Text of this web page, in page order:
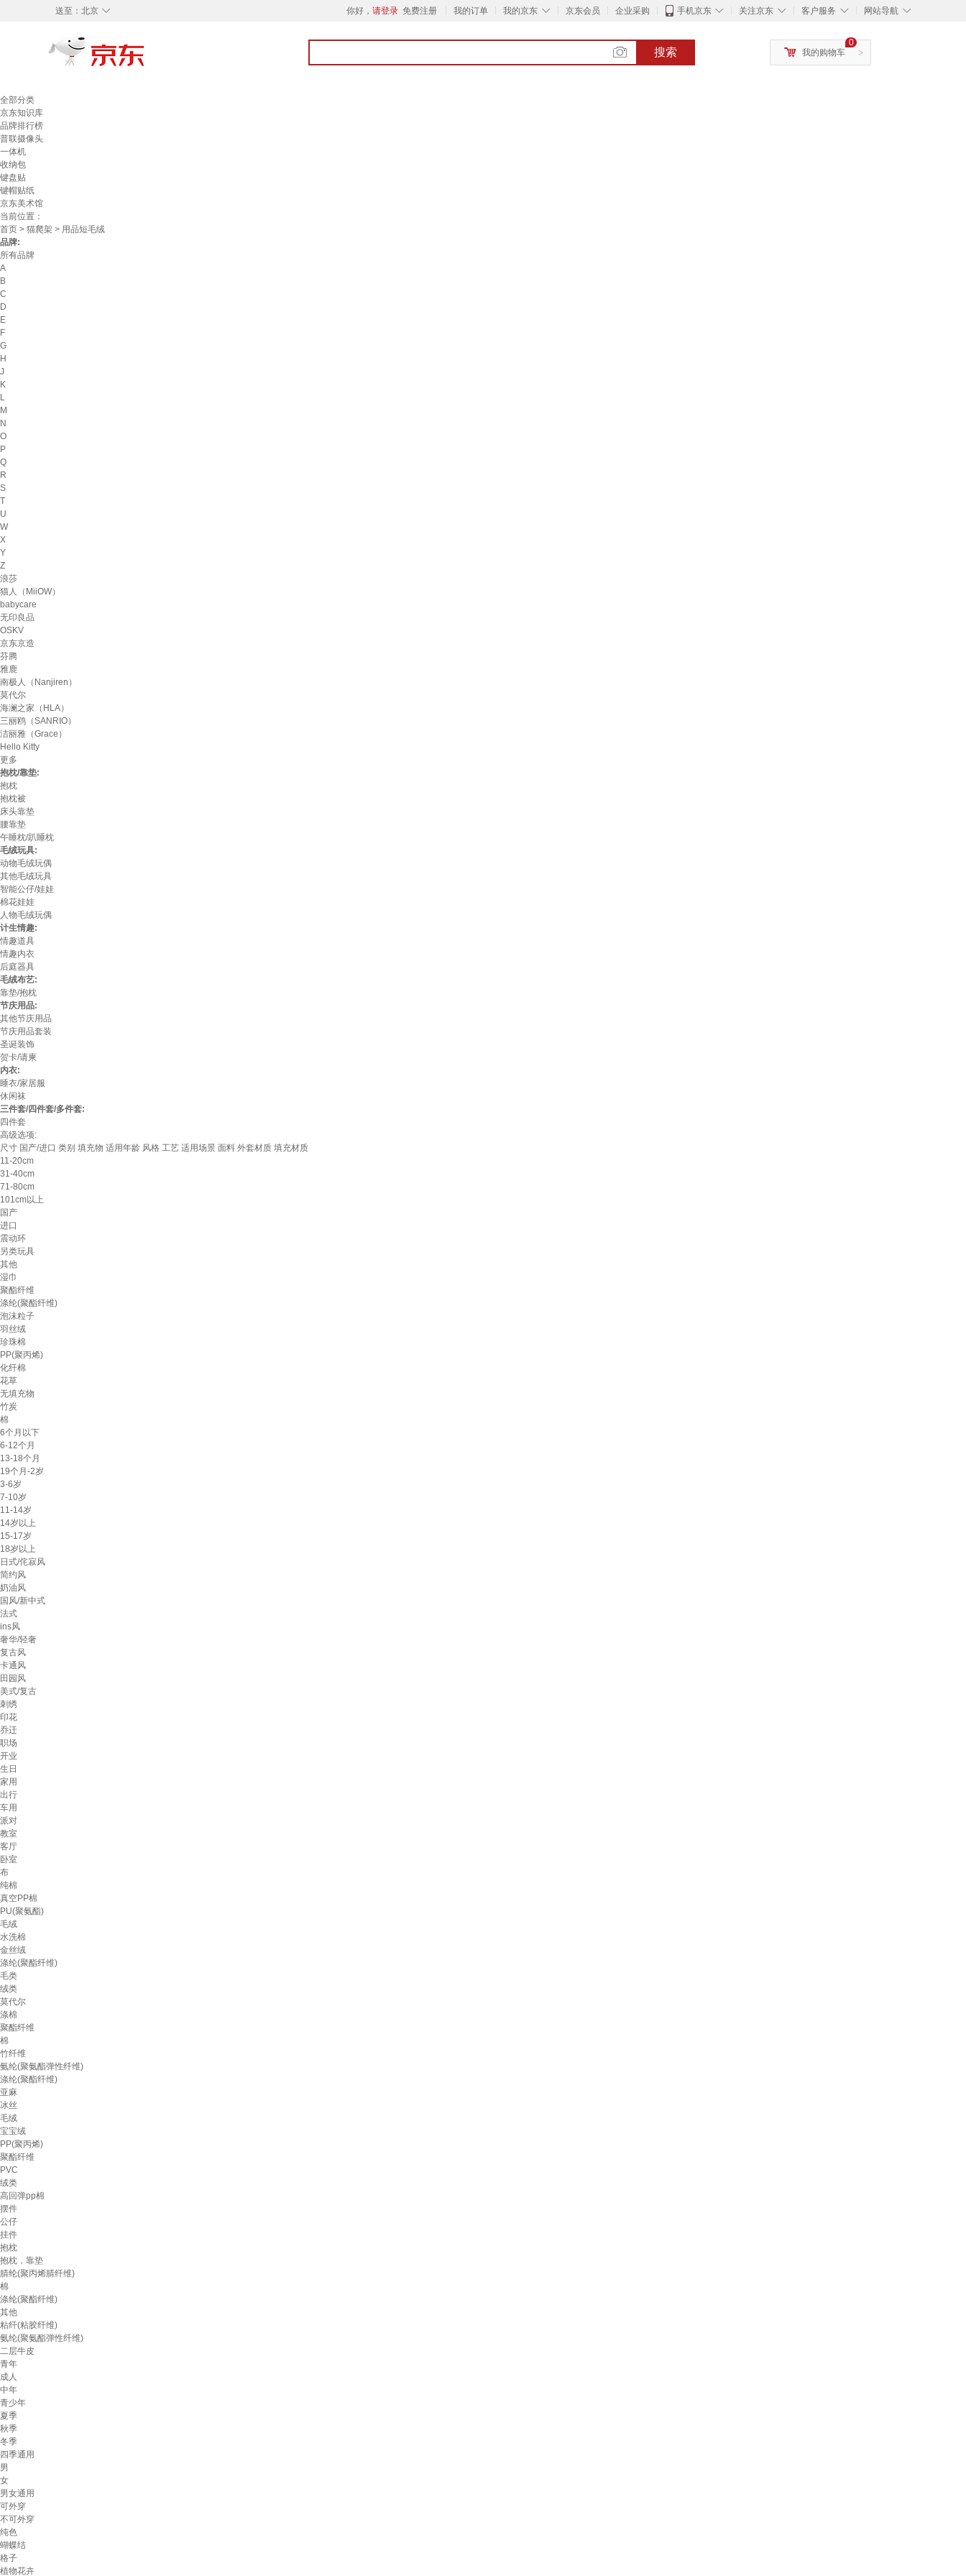
◇
送至： 北京 你好， 请登录 免费注册 我的订单 ◇
我的京东 京东会员 企业采购 ◇
手机京东 ◇
关注京东 ◇
客户服务 ◇
网站导航
搜索 >
0
我的购物车
全部分类
京东知识库
品牌排行榜
普联摄像头
一体机
收纳包
键盘贴
键帽贴纸
京东美术馆
当前位置：
首页 > 猫爬架 > 用品短毛绒
品牌:
所有品牌
A
B
C
D
E
F
G
H
J
K
L
M
N
O
P
Q
R
S
T
U
W
X
Y
Z
浪莎
猫人（MiiOW）
babycare
无印良品
OSKV
京东京造
芬腾
雅鹿
南极人（Nanjiren）
莫代尔
海澜之家（HLA）
三丽鸥（SANRIO）
洁丽雅（Grace）
Hello Kitty
更多
抱枕/靠垫:
抱枕
抱枕被
床头靠垫
腰靠垫
午睡枕/趴睡枕
毛绒玩具:
动物毛绒玩偶
其他毛绒玩具
智能公仔/娃娃
棉花娃娃
人物毛绒玩偶
计生情趣:
情趣道具
情趣内衣
后庭器具
毛绒布艺:
靠垫/抱枕
节庆用品:
其他节庆用品
节庆用品套装
圣诞装饰
贺卡/请柬
内衣:
睡衣/家居服
休闲袜
三件套/四件套/多件套:
四件套
高级选项:
尺寸 国产/进口 类别 填充物 适用年龄 风格 工艺 适用场景 面料 外套材质 填充材质
11-20cm
31-40cm
71-80cm
101cm以上
国产
进口
震动环
另类玩具
其他
湿巾
聚酯纤维
涤纶(聚酯纤维)
泡沫粒子
羽丝绒
珍珠棉
PP(聚丙烯)
化纤棉
花草
无填充物
竹炭
棉
6个月以下
6-12个月
13-18个月
19个月-2岁
3-6岁
7-10岁
11-14岁
14岁以上
15-17岁
18岁以上
日式/侘寂风
简约风
奶油风
国风/新中式
法式
ins风
奢华/轻奢
复古风
卡通风
田园风
美式/复古
刺绣
印花
乔迁
职场
开业
生日
家用
出行
车用
派对
教室
客厅
卧室
布
纯棉
真空PP棉
PU(聚氨酯)
毛绒
水洗棉
金丝绒
涤纶(聚酯纤维)
毛类
绒类
莫代尔
涤棉
聚酯纤维
棉
竹纤维
氨纶(聚氨酯弹性纤维)
涤纶(聚酯纤维)
亚麻
冰丝
毛绒
宝宝绒
PP(聚丙烯)
聚酯纤维
PVC
绒类
高回弹pp棉
摆件
公仔
挂件
抱枕
抱枕，靠垫
腈纶(聚丙烯腈纤维)
棉
涤纶(聚酯纤维)
其他
粘纤(粘胶纤维)
氨纶(聚氨酯弹性纤维)
二层牛皮
青年
成人
中年
青少年
夏季
秋季
冬季
四季通用
男
女
男女通用
可外穿
不可外穿
纯色
蝴蝶结
格子
植物花卉